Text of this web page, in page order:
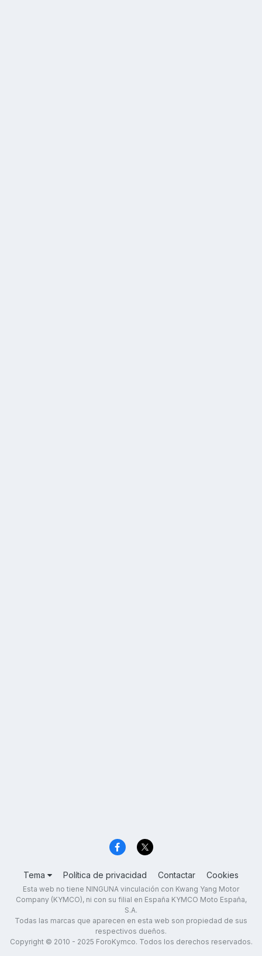
Tema Política de privacidad Contactar Cookies
Esta web no tiene NINGUNA vinculación con Kwang Yang Motor
Company (KYMCO), ni con su filial en España KYMCO Moto España,
S.A.
Todas las marcas que aparecen en esta web son propiedad de sus
respectivos dueños.
Copyright © 2010 - 2025 ForoKymco. Todos los derechos reservados.